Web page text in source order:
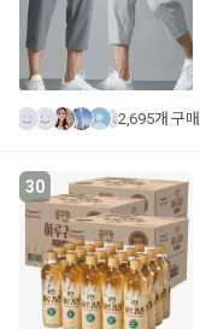
2,695개 구매
30